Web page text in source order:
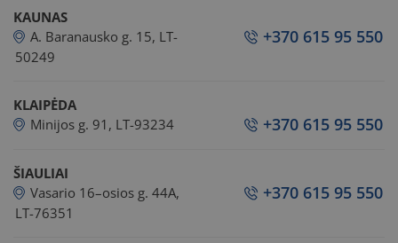
KAUNAS
A. Baranausko g. 15, LT-
50249
+370 615 95 550
KLAIPĖDA
Minijos g. 91, LT-93234
+370 615 95 550
ŠIAULIAI
Vasario 16–osios g. 44A,
LT-76351
+370 615 95 550